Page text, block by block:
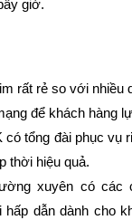
giờ.
rất rẻ so với nhiều
để khách hàng
có tổng đài phục vụ
thời hiệu quả.
xuyên có các
dẫn dành cho